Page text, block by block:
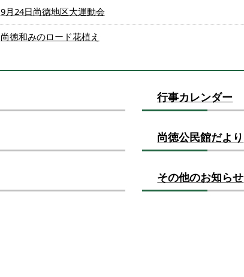
9月24日尚徳地区大運動会
尚徳和みのロード花植え
行事カレンダー
尚徳公民館だより
その他のお知らせ